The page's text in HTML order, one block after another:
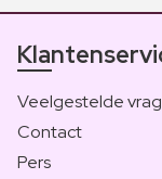
Veelgestelde
Contact
Pers